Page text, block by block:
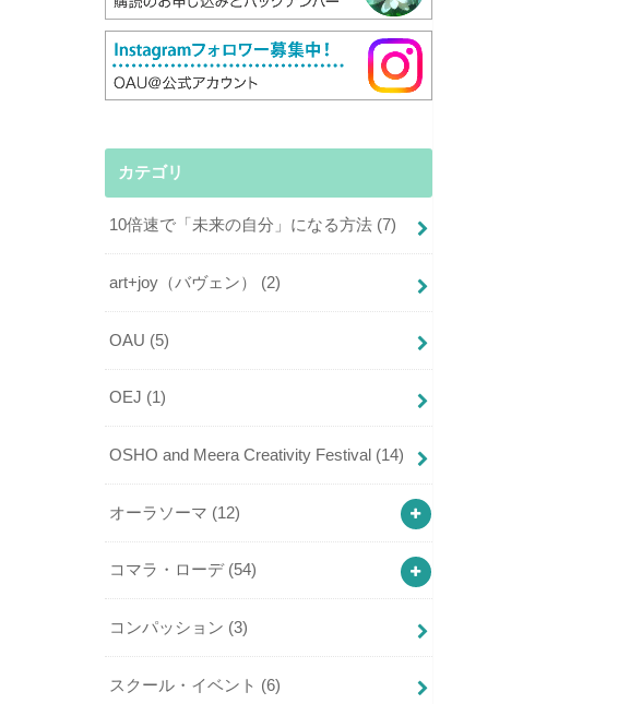
カテゴリ
10倍速で「未来の自分」になる方法 (7)
art+joy（バヴェン） (2)
OAU (5)
OEJ (1)
OSHO and Meera Creativity Festival (14)
オーラソーマ (12)
コマラ・ローデ (54)
コンパッション (3)
スクール・イベント (6)